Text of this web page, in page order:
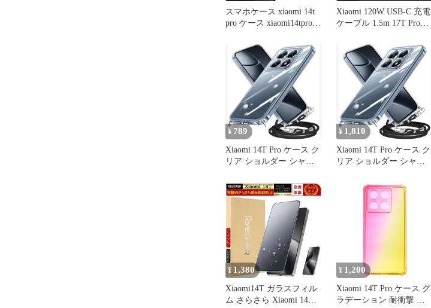
スマホケース xiaomi 14t
pro ケース xiaomi14tpro
ス カード 収納 スマホケ
ース xiaomi14tpro スマホ
カバー xiaomi 14tpro ケー
ス xiaomi 14t pro ネイビ
Xiaomi 120W USB-C 充電
ケーブル 1.5m 17T Pro対
¥ 789
Xiaomi 14T Pro ケース ク
リア ショルダー シャオ
耐衝撃 人気 かわいい ワ
イヤレス充電対応 カバー
首かけ 肩掛け TPU 薄型
軽量 ストラップ付き 取
り外し可能 長さ調整可能
（透明）
¥ 1,810
Xiaomi 14T Pro ケース ク
リア ショルダー シャオ
耐衝撃 人気 かわいい ワ
イヤレス充電対応 カバー
首かけ 肩掛け TPU 薄型
軽量 ストラップ付き 取
り外し可能 長さ調整可能
¥ 1,380
Xiaomi14T ガラスフィル
ム さらさら Xiaomi 14T
¥ 1,200
Xiaomi 14T Pro ケース グ
ラデーション 耐衝撃 ソ